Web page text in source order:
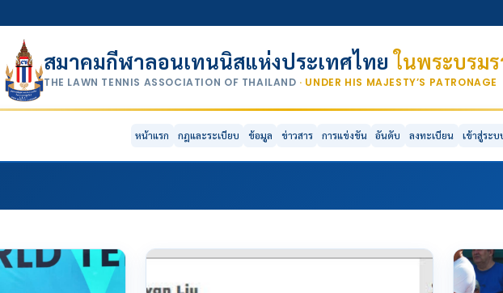
สมาคมกีฬาลอนเทนนิสแห่งประเทศไทยในพระบรม
THE LAWN TENNIS ASSOCIATION OF THAILAND · UNDER HIS MAJESTY’S PATRONAGE
หน้าแรก กฎและระเบียบ ข้อมูล ข่าวสาร การแข่งขัน อันดับ ลงทะเบียน เข้าสู่ระบ